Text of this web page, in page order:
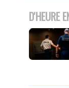
D'HEURE